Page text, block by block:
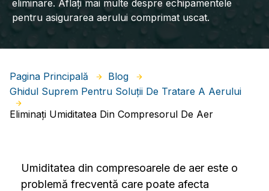
eliminare. Aflați mai multe despre echipamentele
pentru asigurarea aerului comprimat uscat.
Pagina Principală
Blog
Ghidul Suprem Pentru Soluții De Tratare A Aerului
Eliminați Umiditatea Din Compresorul De Aer
Umiditatea din compresoarele de aer este o
problemă frecventă care poate afecta